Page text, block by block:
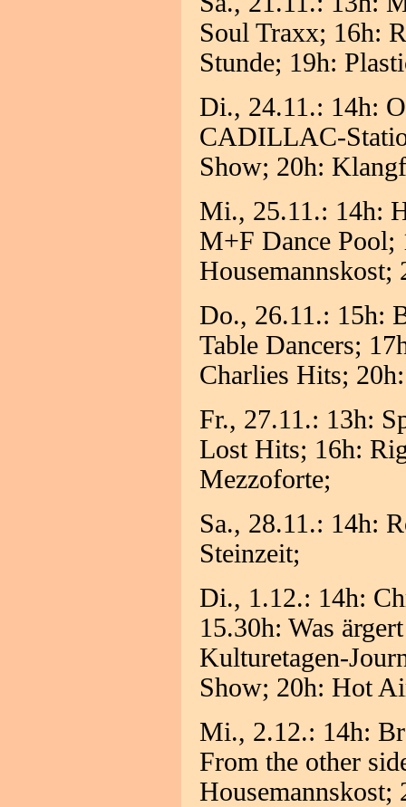
Soul Traxx; 16h:
Stunde; 19h:
Di., 24.11.: 14h:
CADILLAC-
Show; 20h:
Mi., 25.11.: 14h:
M+F Dance Pool;
Housemannskost;
Do., 26.11.: 15h:
Table Dancers;
Charlies Hits;
Fr., 27.11.: 13h:
Lost Hits; 16h:
Mezzoforte;
Sa., 28.11.: 14h:
Steinzeit;
Di., 1.12.: 14h:
15.30h: Was
Kulturetagen-
Show; 20h: Hot
Mi., 2.12.: 14h:
From the other